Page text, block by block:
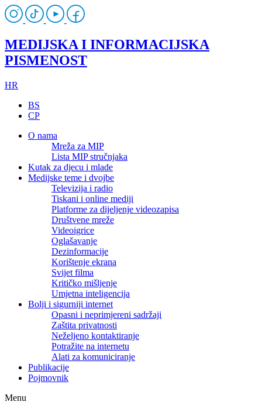
MEDIJSKA I INFORMACIJSKA
PISMENOST
HR
BS
CP
O nama
Mreža za MIP
Lista MIP stručnjaka
Kutak za djecu i mlade
Medijske teme i dvojbe
Televizija i radio
Tiskani i online mediji
Platforme za dijeljenje videozapisa
Društvene mreže
Videoigrice
Oglašavanje
Dezinformacije
Korištenje ekrana
Svijet filma
Kritičko mišljenje
Umjetna inteligencija
Bolji i sigurniji internet
Opasni i neprimjereni sadržaji
Zaštita privatnosti
Neželjeno kontaktiranje
Potražite na internetu
Alati za komuniciranje
Publikacije
Pojmovnik
Menu